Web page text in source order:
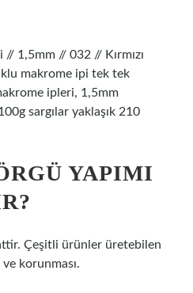
1,5mm // 032 // Kırmızı
makrome ipi tek tek
ipleri, 1,5mm
sargılar yaklaşık 210
YAPIMI
Çeşitli ürünler üretebilen
korunması.